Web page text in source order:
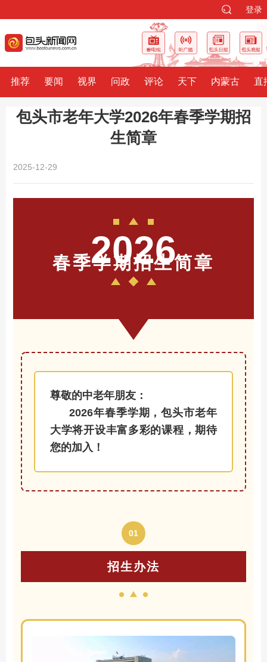
登录
推荐 要闻 视界 问政 评论 天下 内蒙古 直
包头市老年大学2026年春季学期招
生简章
2025-12-29
2026
春季学期招生简章
尊敬的中老年朋友：
2026年春季学期，包头市老年
大学将开设丰富多彩的课程，期待
您的加入！
01
招生办法